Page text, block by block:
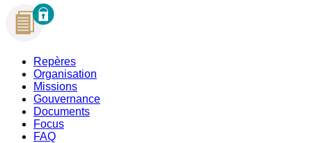
Repères
Organisation
Missions
Gouvernance
Documents
Focus
FAQ